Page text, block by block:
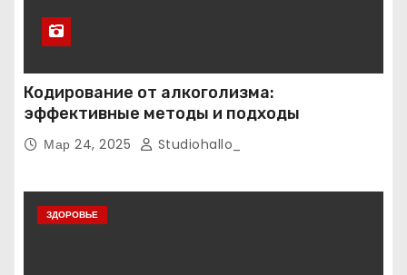
Кодирование от алкоголизма:
эффективные методы и подходы
Мар 24, 2025 Studiohallo_
ЗДОРОВЬЕ